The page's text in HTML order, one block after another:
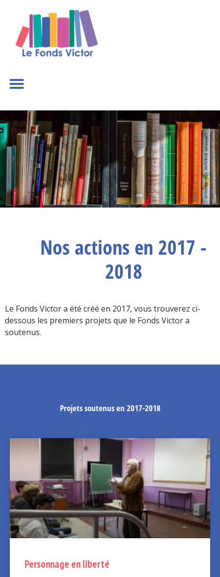
Nos actions en 2017 -
2018
Le Fonds Victor a été créé en 2017, vous trouverez ci-
dessous les premiers projets que le Fonds Victor a
soutenus.
Projets soutenus en 2017-2018
Personnage en liberté